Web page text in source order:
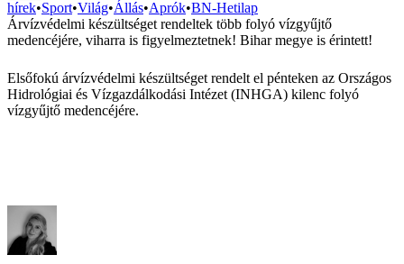
hírek•Sport•Világ•Állás•Aprók•BN-Hetilap
Árvízvédelmi készültséget rendeltek több folyó vízgyűjtő
medencéjére, viharra is figyelmeztetnek! Bihar megye is érintett!
Elsőfokú árvízvédelmi készültséget rendelt el pénteken az Országos
Hidrológiai és Vízgazdálkodási Intézet (INHGA) kilenc folyó
vízgyűjtő medencéjére.